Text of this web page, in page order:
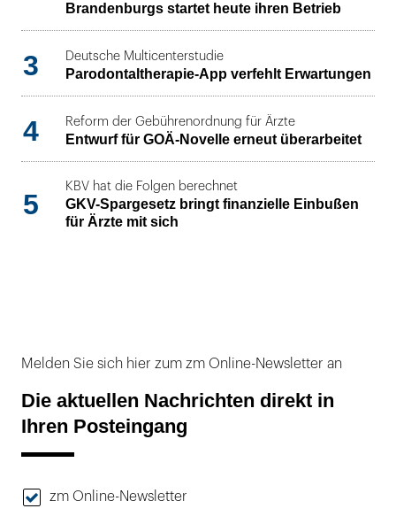
Brandenburgs startet heute ihren Betrieb
3 Deutsche Multicenterstudie
Parodontaltherapie-App verfehlt Erwartungen
4 Reform der Gebührenordnung für Ärzte
Entwurf für GOÄ-Novelle erneut überarbeitet
5
KBV hat die Folgen berechnet
GKV-Spargesetz bringt finanzielle Einbußen
für Ärzte mit sich
Melden Sie sich hier zum zm Online-Newsletter an
Die aktuellen Nachrichten direkt in
Ihren Posteingang
zm Online-Newsletter